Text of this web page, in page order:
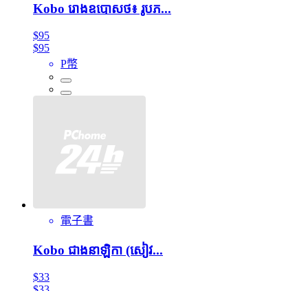
Kobo រោងឧបោសថ៖ រូបភ...
$95
$95
P幣
電子書
Kobo ជាងនាឡិកា (សៀវ...
$33